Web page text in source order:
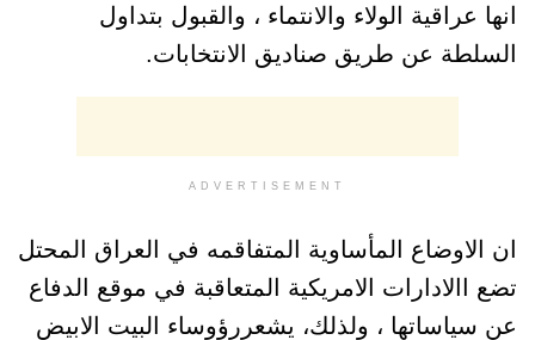
انها عراقية الولاء والانتماء ، والقبول بتداول
السلطة عن طريق صناديق الانتخابات.
ADVERTISEMENT
ان الاوضاع المأساوية المتفاقمه في العراق المحتل
تضع االادارات الامريكية المتعاقبة في موقع الدفاع
عن سياساتها ، ولذلك، يشعررؤوساء البيت الابيض